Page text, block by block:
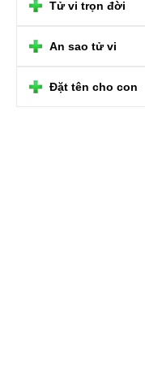
Tử vi trọn đời
An sao tử vi
Đặt tên cho con